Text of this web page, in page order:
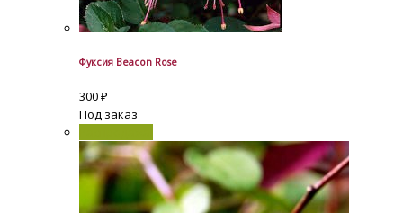
Фуксия Beacon Rose
300₽
Под заказ